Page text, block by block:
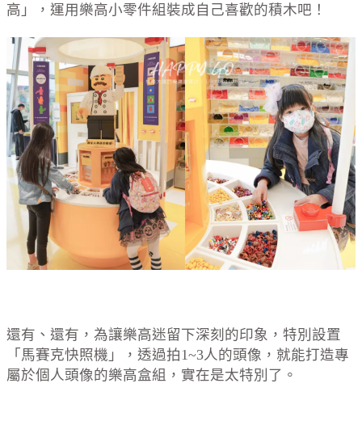
高」，運用樂高小零件組裝成自己喜歡的積木吧！
還有、還有，為讓樂高迷留下深刻的印象，特別設置
「馬賽克快照機」，透過拍1~3人的頭像，就能打造專
屬於個人頭像的樂高盒組，實在是太特別了。